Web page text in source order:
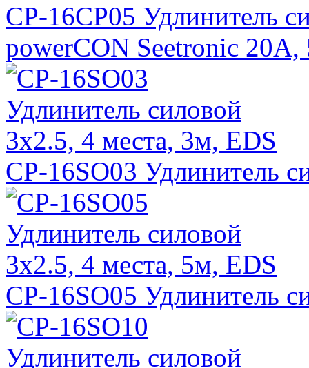
CP-16CP05 Удлинитель
powerCON Seetronic
CP-16SO03 Удлинитель
CP-16SO05 Удлинитель